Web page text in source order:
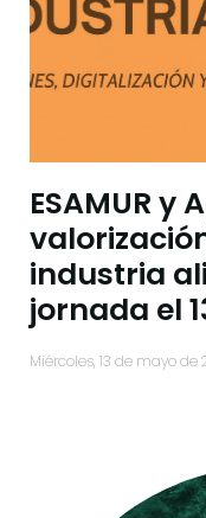
ESAMUR
industria
jornada el
miércoles, 13 de mayo de